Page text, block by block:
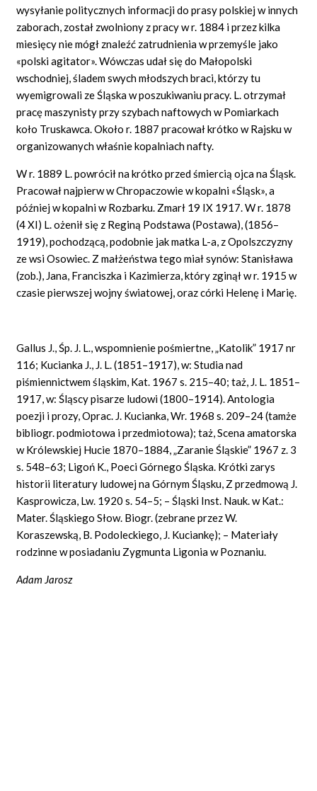
wysyłanie politycznych informacji do prasy polskiej w innych
zaborach, został zwolniony z pracy w r. 1884 i przez kilka
miesięcy nie mógł znaleźć zatrudnienia w przemyśle jako
«polski agitator». Wówczas udał się do Małopolski
wschodniej, śladem swych młodszych braci, którzy tu
wyemigrowali ze Śląska w poszukiwaniu pracy. L. otrzymał
pracę maszynisty przy szybach naftowych w Pomiarkach
koło Truskawca. Około r. 1887 pracował krótko w Rajsku w
organizowanych właśnie kopalniach nafty.
W r. 1889 L. powrócił na krótko przed śmiercią ojca na Śląsk.
Pracował najpierw w Chropaczowie w kopalni «Śląsk», a
później w kopalni w Rozbarku. Zmarł 19 IX 1917. W r. 1878
(4 XI) L. ożenił się z Reginą Podstawa (Postawa), (1856–
1919), pochodzącą, podobnie jak matka L-a, z Opolszczyzny
ze wsi Osowiec. Z małżeństwa tego miał synów: Stanisława
(zob.), Jana, Franciszka i Kazimierza, który zginął w r. 1915 w
czasie pierwszej wojny światowej, oraz córki Helenę i Marię.
Gallus J., Śp. J. L., wspomnienie pośmiertne, „Katolik” 1917 nr
116; Kucianka J., J. L. (1851–1917), w: Studia nad
piśmiennictwem śląskim, Kat. 1967 s. 215–40; taż, J. L. 1851–
1917, w: Śląscy pisarze ludowi (1800–1914). Antologia
poezji i prozy, Oprac. J. Kucianka, Wr. 1968 s. 209–24 (tamże
bibliogr. podmiotowa i przedmiotowa); taż, Scena amatorska
w Królewskiej Hucie 1870–1884, „Zaranie Śląskie” 1967 z. 3
s. 548–63; Ligoń K., Poeci Górnego Śląska. Krótki zarys
historii literatury ludowej na Górnym Śląsku, Z przedmową J.
Kasprowicza, Lw. 1920 s. 54–5; – Śląski Inst. Nauk. w Kat.:
Mater. Śląskiego Słow. Biogr. (zebrane przez W.
Koraszewską, B. Podoleckiego, J. Kuciankę); – Materiały
rodzinne w posiadaniu Zygmunta Ligonia w Poznaniu.
Adam Jarosz